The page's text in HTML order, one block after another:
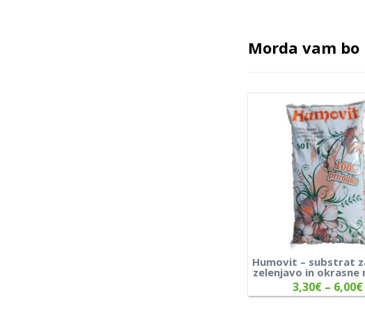
Morda vam
Humovit – substrat
zelenjavo in okrasne
3,30€ – 6,00€